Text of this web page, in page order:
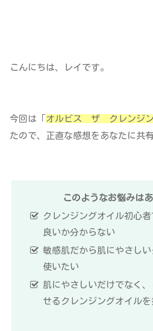
こんにちは、レイです。
今回は「 オルビス ザ クレンジン
たので、正直な感想をあなたに共
このようなお悩みは
クレンジングオイル初心
良いか分からない
敏感肌だから肌にやさし
使いたい
肌にやさしいだけでなく
せるクレンジングオイルを